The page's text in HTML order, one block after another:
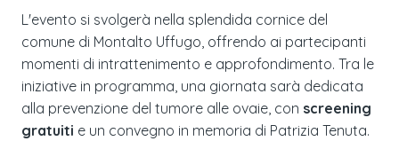
L'evento si svolgerà nella splendida cornice del
comune di Montalto Uffugo, offrendo ai partecipanti
momenti di intrattenimento e approfondimento. Tra le
iniziative in programma, una giornata sarà dedicata
alla prevenzione del tumore alle ovaie, con screening
gratuiti e un convegno in memoria di Patrizia Tenuta.